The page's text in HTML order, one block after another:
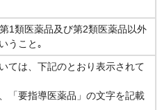
1類医薬品及び第2類医薬品以外
うこと｡
ては、下記のとおり表示されて
「要指導医薬品」の文字を記載